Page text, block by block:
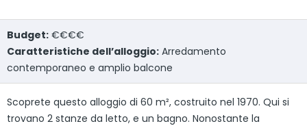
Budget: €€€€
Caratteristiche dell’alloggio: Arredamento
contemporaneo e amplio balcone
Scoprete questo alloggio di 60 m², costruito nel 1970. Qui si
trovano 2 stanze da letto, e un bagno. Nonostante la